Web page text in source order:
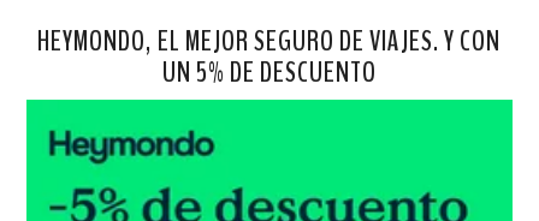
HEYMONDO, EL MEJOR SEGURO DE VIAJES. Y CON
UN 5% DE DESCUENTO